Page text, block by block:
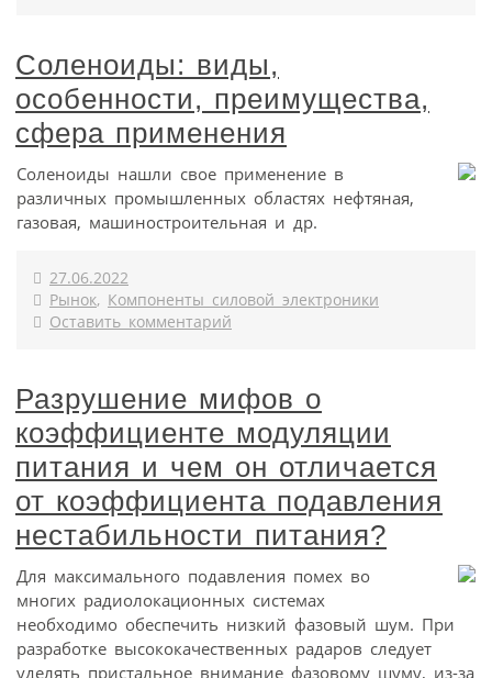
Соленоиды: виды,
особенности, преимущества,
сфера применения
Соленоиды нашли свое применение в
различных промышленных областях нефтяная,
газовая, машиностроительная и др.
27.06.2022
Рынок, Компоненты силовой электроники
Оставить комментарий
Разрушение мифов о
коэффициенте модуляции
питания и чем он отличается
от коэффициента подавления
нестабильности питания?
Для максимального подавления помех во
многих радиолокационных системах
необходимо обеспечить низкий фазовый шум. При
разработке высококачественных радаров следует
уделять пристальное внимание фазовому шуму, из-за